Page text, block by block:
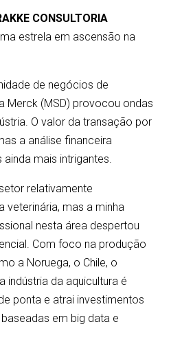
CONSULTORIA
estrela em ascensão na
de negócios de
Merck (MSD) provocou ondas
O valor da transação por
a análise financeira
mais intrigantes.
relativamente
veterinária, mas a minha
nesta área despertou
Com foco na produção
a Noruega, o Chile, o
indústria da aquicultura é
ponta e atrai investimentos
em big data e